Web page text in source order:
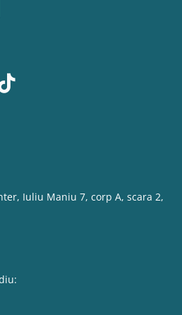
Iuliu Maniu 7, corp A, scara 2,